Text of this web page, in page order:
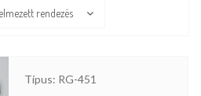
rendezés
Típus: RG-451